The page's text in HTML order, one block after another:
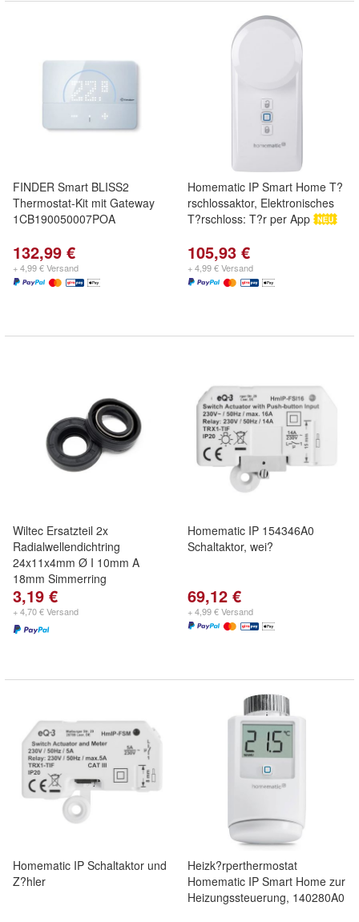
FINDER Smart BLISS2
Thermostat-Kit mit Gateway
1CB190050007POA
132,99 €
+ 4,99 € Versand
Homematic IP Smart Home T?
rschlossaktor, Elektronisches
T?rschloss: T?r per App
105,93 €
+ 4,99 € Versand
Wiltec Ersatzteil 2x
Radialwellendichtring
24x11x4mm Ø I 10mm A
18mm Simmerring
3,19 €
+ 4,70 € Versand
Homematic IP 154346A0
Schaltaktor, wei?
69,12 €
+ 4,99 € Versand
Homematic IP Schaltaktor und
Z?hler
Heizk?rperthermostat
Homematic IP Smart Home zur
Heizungssteuerung, 140280A0